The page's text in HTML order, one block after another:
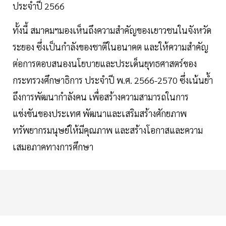
ประจำปี 2566
ทั้งนี้ สมาคมฯมองเห็นถึงความสำคัญของเยาวชนในจังหวัด
ระยอง ซึ่งเป็นกำลังของชาติในอนาคต และให้ความสำคัญ
ต่อการตอบสนองนโยบายและประเด็นยุทธศาสตร์ของ
กระทรวงศึกษาธิการ ประจำปี พ.ศ. 2566-2570 ซึ่งเน้นย้ำ
ถึงการพัฒนากำลังคน เพื่อสร้างความสามารถในการ
แข่งขันของประเทศ พัฒนาและเสริมสร้างศักยภาพ
ทรัพยากรมนุษย์ให้มีคุณภาพ และสร้างโอกาสและความ
เสมอภาคทางการศึกษา